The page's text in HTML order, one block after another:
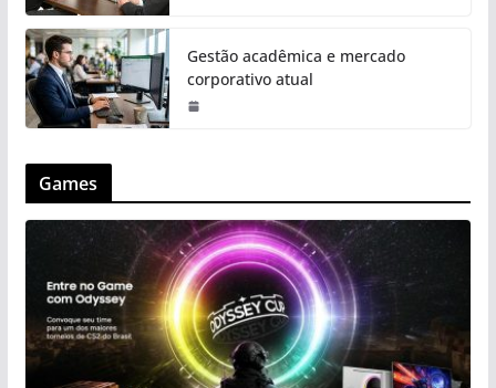
Gestão acadêmica e mercado
corporativo atual
Games